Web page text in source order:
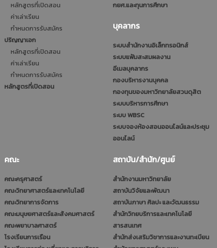
หลักสูตรที่เปิดสอน
ค่าเล่าเรียน
กำหนดการรับสมัคร
ปริญญาเอก
หลักสูตรที่เปิดสอน
ค่าเล่าเรียน
กำหนดการรับสมัคร
หลักสูตรที่เปิดสอน
กยศ.และทุนการศึกษา
บุคลากร
ระบบสำนักงานอิเล็กทรอนิกส์
ระบบแฟ้มสะสมผลงาน
อีเมลบุคลากร
กองบริหารงานบุคคล
กองทุนของมหาวิทยาลัยสวนดุสิต
ระบบบริหารการศึกษา
ระบบ WBSC
ระบบจองห้องสอนออนไลน์และประชุม
ออนไลน์
คณะ
คณะครุศาสตร์
คณะวิทยาศาสตร์และเทคโนโลยี
คณะวิทยาการจัดการ
คณะมนุษยศาสตร์และสังคมศาสตร์
คณะพยาบาลศาสตร์
โรงเรียนการเรือน
สถาบัน/สำนัก/ศูนย์
สำนักงานมหาวิทยาลัย
สถาบันวิจัยและพัฒนา
สถาบันภาษา ศิลปะ และวัฒนธรรม
สำนักวิทยบริการและเทคโนโลยี
สารสนเทศ
สำนักส่งเสริมวิชาการและงานทะเบียน